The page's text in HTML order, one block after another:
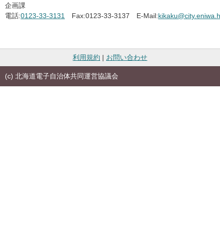
企画課
電話:0123-33-3131 Fax:0123-33-3137 E-Mail:
利用規約 | お問い合わせ
(c) 北海道電子自治体共同運営協議会